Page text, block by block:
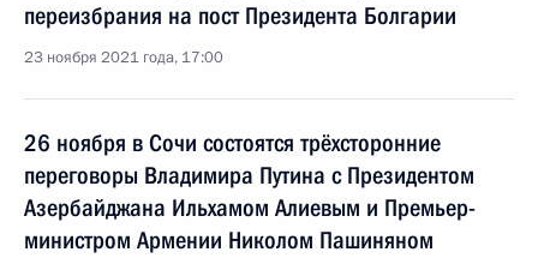
переизбрания на пост Президента Болгарии
23 ноября 2021 года, 17:00
26 ноября в Сочи состоятся трёхсторонние
переговоры Владимира Путина с Президентом
Азербайджана Ильхамом Алиевым и Премьер-
министром Армении Николом Пашиняном